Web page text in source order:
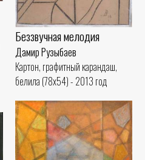
Беззвучная мелодия
Дамир Рузыбаев
Картон, графитный карандаш,
белила (78x54) - 2013 год